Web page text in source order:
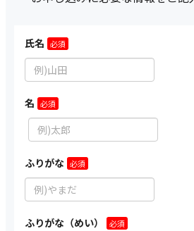
氏名
名
ふりがな
ふりがな（めい）